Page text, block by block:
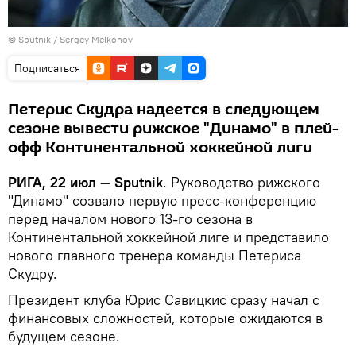
© Sputnik / Sergey Melkonov
Подписаться
Петерис Скудра надеется в следующем
сезоне вывести рижское "Динамо" в плей-
офф Континентальной хоккейной лиги
РИГА, 22 июл — Sputnik. Руководство рижского
"Динамо" созвало первую пресс-конференцию
перед началом нового 13-го сезона в
Континентальной хоккейной лиге и представило
нового главного тренера команды Петериса
Скудру.
Президент клуба Юрис Савицкис сразу начал с
финансовых сложностей, которые ожидаются в
будущем сезоне.